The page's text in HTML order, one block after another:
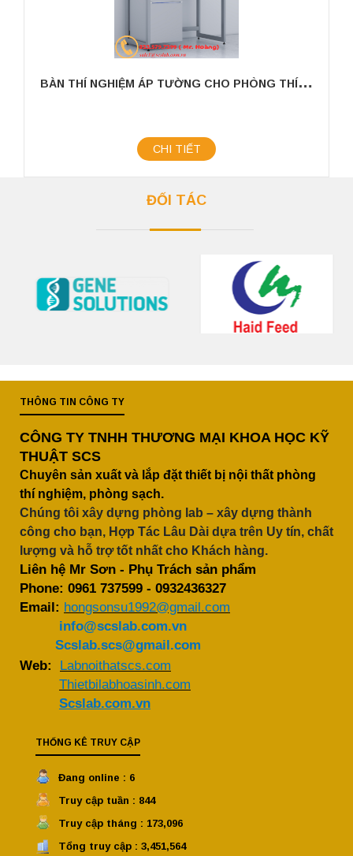
B
ÀN THÍ NGHIỆM ÁP TƯỜNG CHO PHÒNG THÍ NGHIỆM KÍCH THƯỚC 1200MM
CHI TIẾT
ĐỐI TÁC
THÔNG TIN CÔNG TY
CÔNG TY TNHH THƯƠNG MẠI KHOA HỌC KỸ
THUẬT SCS
Chuyên sản xuất và lắp đặt thiết bị nội thất phòng
thí nghiệm, phòng sạch.
Chúng tôi xây dựng phòng lab – xây dựng thành
công cho bạn, Hợp Tác Lâu Dài dựa trên Uy tín, chất
lượng và hỗ trợ tốt nhất cho Khách hàng.
Liên hệ Mr Sơn - Phụ Trách sản phẩm
Phone: 0961 737599 - 0932436327
Email: hongsonsu1992@gmail.com
info@scslab.com.vn
Scslab.scs@gmail.com
Web: Labnoithatscs.com
Thietbilabhoasinh.com
Scslab.com.vn
THỐNG KÊ TRUY CẬP
Đang online : 6
Truy cập tuần : 844
Truy cập tháng : 173,096
Tổng truy cập : 3,451,564